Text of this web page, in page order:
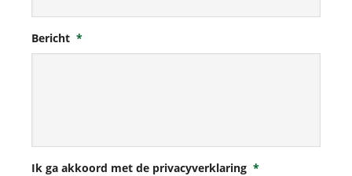
Bericht *
Ik ga akkoord met de privacyverklaring *